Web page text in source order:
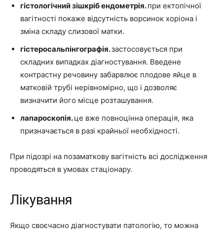
гістологічний зішкріб ендометрія.при ектопічної
вагітності покаже відсутність ворсинок хоріона і
зміна складу слизової матки.
гістеросальпінгографія.застосовується при
складних випадках діагностування. Введене
контрастну речовину забарвлює плодове яйце в
матковій трубі нерівномірно, що і дозволяє
визначити його місце розташування.
лапароскопія.це вже повноцінна операція, яка
призначається в разі крайньої необхідності.
При підозрі на позаматкову вагітність всі дослідження
проводяться в умовах стаціонару.
Лікування
Якщо своєчасно діагностувати патологію, то можна